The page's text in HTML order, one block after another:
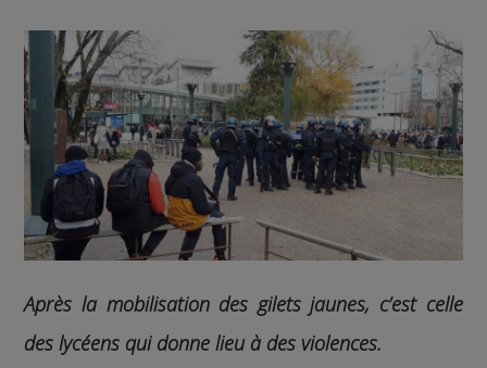
Après la mobilisation des gilets jaunes, c’est celle
des lycéens qui donne lieu à des violences.